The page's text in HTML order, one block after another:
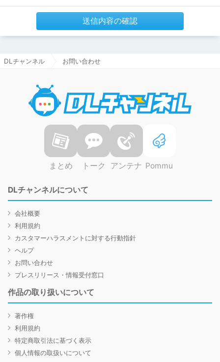
送信内容の確認
DLチャンネル お問い合わせ
まとめ トーク アンテナ Pommu
DLチャンネルについて
会社概要
利用規約
カスタマーハラスメントに対する行動指針
ヘルプ
お問い合わせ
プレスリリース・情報受付窓口
作品の取り扱いについて
著作権
利用規約
特定商取引法に基づく表示
個人情報の取扱いについて